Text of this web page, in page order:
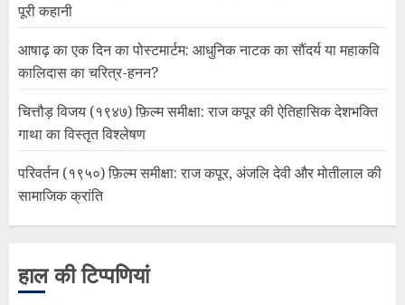
पूरी कहानी
आषाढ़ का एक दिन का पोस्टमार्टम: आधुनिक नाटक का सौंदर्य या महाकवि
कालिदास का चरित्र-हनन?
चित्तौड़ विजय (१९४७) फ़िल्म समीक्षा: राज कपूर की ऐतिहासिक देशभक्ति
गाथा का विस्तृत विश्लेषण
परिवर्तन (१९५०) फ़िल्म समीक्षा: राज कपूर, अंजलि देवी और मोतीलाल की
सामाजिक क्रांति
हाल की टिप्पणियां